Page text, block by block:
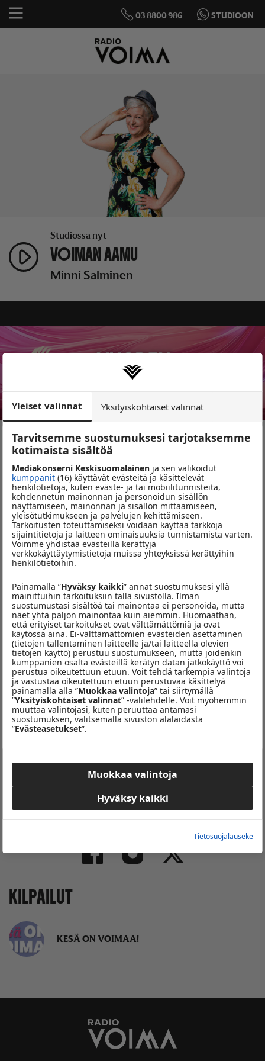
Studiossa nyt
VOIMAN AAMU
Minni Salminen
03 8800 986 STUDIOON
Vuoden radiokuuntelija
Valitsemme tänä vuonna ,ensimmäistä kertaa,Vuoden
Radiokuuntelijan, joka lähtee kanssamme ensi kevään 2026
Radio Gaalaan
Pääset mukaanehdokkaaksi ilmoittautumalla alta löytyvällä
lomakkeella ja osallistumalla keskusteluihin ja heittäytymällä
mukaanlähetyksiinviesteitseja puhelimitse. Voimme myös itse
sähköpostitse, puhelimitse tai viesteitse ja jututtaa arjen ja
alueen asioista loppuvuoden aikana.
Valitseme loppuvuoden ajan myös Kuukauden Kuuntelijan
joka kuukausi (heinä-marraskuussa), joiden joukosta yleisö
saa vuoden lopussa äänestää Vuoden Radiokuuntelijan.
Kuukausipalkinnot:
Yhteistyökumppaneiden
tarjoamia yllätyksiä
Voittaja lähtee kanssamme
vuoden 2026 Radiogaalaan
Seuraa meitä somessa
KILPAILUT
KESÄ ON VOIMAA!
Yleiset valinnat Yksityiskohtaiset valinnat
Tarvitsemme suostumuksesi tarjotaksemme
kotimaista sisältöä
Mediakonserni Keskisuomalainen ja sen valikoidut
kumppanit (16) käyttävät evästeitä ja käsittelevät
henkilötietoja, kuten eväste- ja tai mobiilitunnisteita,
kohdennetun mainonnan ja personoidun sisällön
näyttämiseen, mainonnan ja sisällön mittaamiseen,
yleisötutkimukseen ja palvelujen kehittämiseen.
Tarkoitusten toteuttamiseksi voidaan käyttää tarkkoja
sijaintitietoja ja laitteen ominaisuuksia tunnistamista varten.
Voimme yhdistää evästeillä kerättyjä
verkkokäyttäytymistietoja muissa yhteyksissä kerättyihin
henkilötietoihin.
Painamalla ”Hyväksy kaikki” annat suostumuksesi yllä
mainittuihin tarkoituksiin tällä sivustolla. Ilman
suostumustasi sisältöä tai mainontaa ei personoida, mutta
näet yhtä paljon mainontaa kuin aiemmin. Huomaathan,
että erityiset tarkoitukset ovat välttämättömiä ja ovat
käytössä aina. Ei-välttämättömien evästeiden asettaminen
(tietojen tallentaminen laitteelle ja/tai laitteella olevien
tietojen käyttö) perustuu suostumukseen, mutta joidenkin
kumppanien osalta evästeillä kerätyn datan jatkokäyttö voi
perustua oikeutettuun etuun. Voit tehdä tarkempia valintoja
ja vastustaa oikeutettuun etuun perustuvaa käsittelyä
painamalla alla ”Muokkaa valintoja” tai siirtymällä
”Yksityiskohtaiset valinnat” -välilehdelle. Voit myöhemmin
muuttaa valintojasi, kuten peruuttaa antamasi
suostumuksen, valitsemalla sivuston alalaidasta
”Evästeasetukset”.
Hyväksy kaikki
Muokkaa valintoja
Tietosuojalauseke